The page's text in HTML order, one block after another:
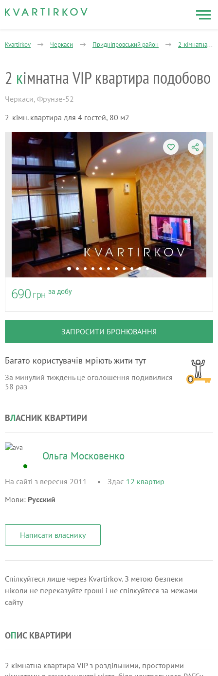
Kvartirkov Черкаси Придніпровський район 2-кімнатна
2 кімнатна VIP квартира подобово
Черкаси, Фрунзе-52
2-кімн. квартира для 4 гостей, 80 м2
690 грн за добу
ЗАПРОСИТИ БРОНЮВАННЯ
Багато користувачів мріють жити тут
За минулий тиждень це оголошення подивилися
58 раз
ВЛАСНИК КВАРТИРИ
Ольга Московенко
На сайті з вересня 2011 Здає 12 квартир
Мови: Русский
Написати власнику
Спілкуйтеся лише через Kvartirkov. З метою безпеки
ніколи не переказуйте гроші і не спілкуйтеся за межами
сайту
ОПИС КВАРТИРИ
2 кімнатна квартира VIP з роздільними, просторими